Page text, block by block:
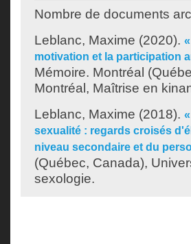
Nombre de documents
Leblanc, Maxime (2020).
motivation et la participation
Mémoire. Montréal
Montréal, Maîtrise en
Leblanc, Maxime (2018).
sexualité : regards croisés
niveau secondaire et du
(Québec, Canada),
sexologie.